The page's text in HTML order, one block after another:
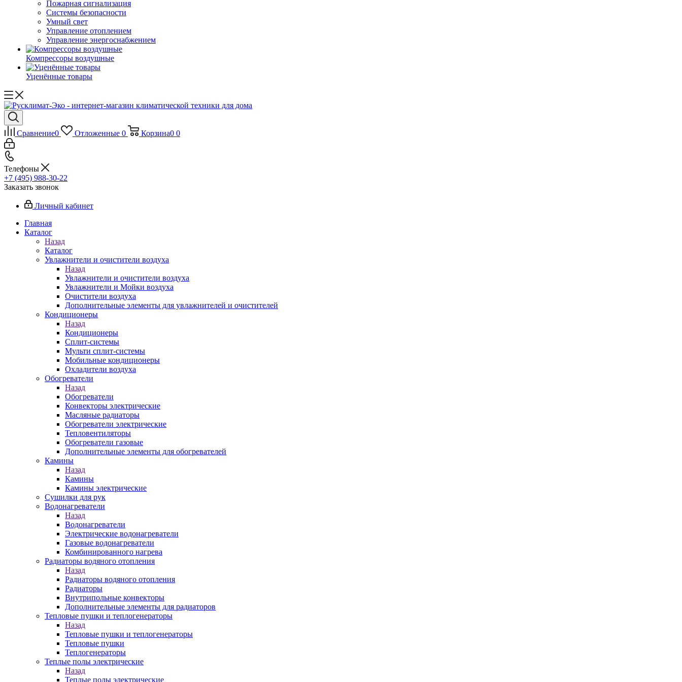
Пожарная сигнализация
Системы безопасности
Умный свет
Управление отоплением
Управление энергоснабжением
Компрессоры воздушные
Уценённые товары
Сравнение0 Отложенные 0 Корзина0 0
Телефоны
+7 (495) 988-30-22
Заказать звонок
Личный кабинет
Главная
Каталог
Назад
Каталог
Увлажнители и очистители воздуха
Назад
Увлажнители и очистители воздуха
Увлажнители и Мойки воздуха
Очистители воздуха
Дополнительные элементы для увлажнителей и очистителей
Кондиционеры
Назад
Кондиционеры
Сплит-системы
Мульти сплит-системы
Мобильные кондиционеры
Охладители воздуха
Обогреватели
Назад
Обогреватели
Конвекторы электрические
Масляные радиаторы
Обогреватели электрические
Тепловентиляторы
Обогреватели газовые
Дополнительные элементы для обогревателей
Камины
Назад
Камины
Камины электрические
Сушилки для рук
Водонагреватели
Назад
Водонагреватели
Электрические водонагреватели
Газовые водонагреватели
Комбинированного нагрева
Радиаторы водяного отопления
Назад
Радиаторы водяного отопления
Радиаторы
Внутрипольные конвекторы
Дополнительные элементы для радиаторов
Тепловые пушки и теплогенераторы
Назад
Тепловые пушки и теплогенераторы
Тепловые пушки
Теплогенераторы
Теплые полы электрические
Назад
Теплые полы электрические